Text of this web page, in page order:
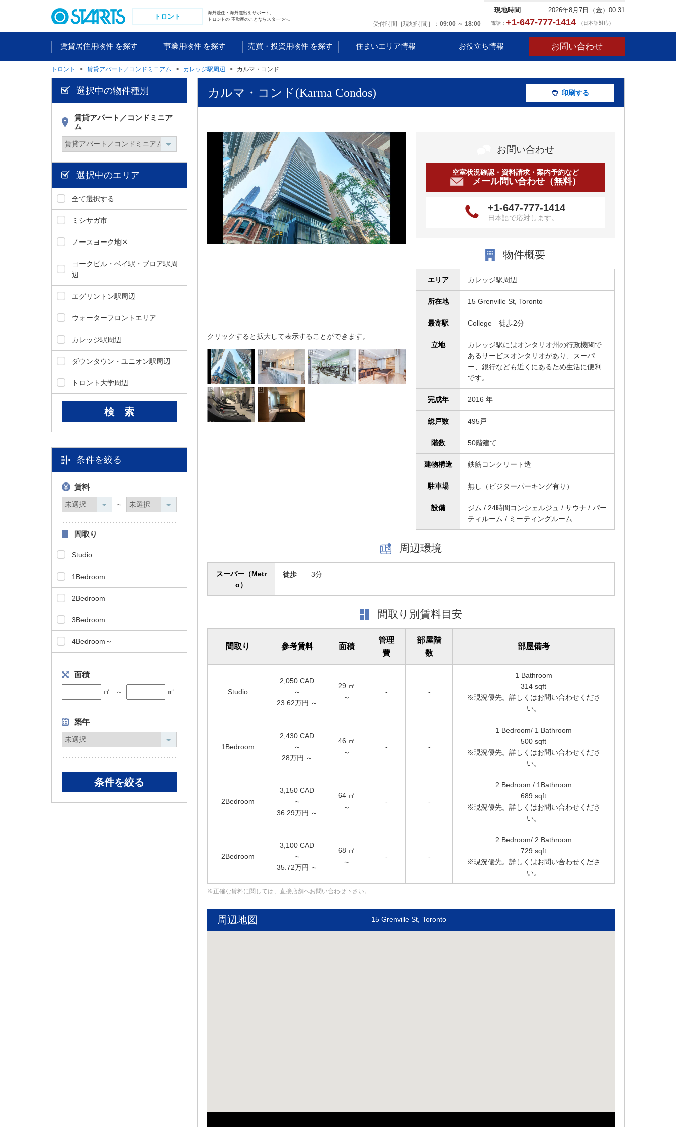
移
トロント
海外赴任・海外進出をサポート。
トロントの 不動産のことならスターツへ。
現地時間 2026年8月7日（金）00:31
受付時間［現地時間］ 09:00 ～ 18:00 電話： +1-647-777-1414 （日本語対応）
賃貸居住用物件 を探す 事業用物件 を探す 売買・投資用物件 を探す 住まいエリア情報 お役立ち情報 お問い合わせ
トロント 賃貸アパート／コンドミニアム カレッジ駅周辺 カルマ・コンド
選択中の物件種別
賃貸アパート／コンドミニア
ム
選択中のエリア
全て選択する
ミシサガ市
ノースヨーク地区
ヨークビル・ベイ駅・ブロア駅周
辺
エグリントン駅周辺
ウォーターフロントエリア
カレッジ駅周辺
ダウンタウン・ユニオン駅周辺
トロント大学周辺
条件を絞る
賃料
～
間取り
Studio
1Bedroom
2Bedroom
3Bedroom
4Bedroom～
面積
㎡ ～ ㎡
築年
カルマ・コンド(Karma Condos) 印刷する
クリックすると拡大して表示することができます。
お問い合わせ
空室状況確認・資料請求・案内予約など
メール問い合わせ（無料）
+1-647-777-1414
日本語で応対します。
物件概要
エリア カレッジ駅周辺
所在地 15 Grenville St, Toronto
最寄駅 College 徒歩2分
立地
カレッジ駅にはオンタリオ州の行政機関で
あるサービスオンタリオがあり、スーパ
ー、銀行なども近くにあるため生活に便利
です。
完成年 2016 年
総戸数 495戸
階数 50階建て
建物構造 鉄筋コンクリート造
駐車場 無し（ビジターパーキング有り）
設備
ジム / 24時間コンシェルジュ / サウナ / パー
ティルーム / ミーティングルーム
周辺環境
スーパー（Metr
o）
徒歩 3分
間取り別賃料目安
間取り 参考賃料 面積
管理
費
部屋階
数
部屋備考
Studio
2,050 CAD
～
23.62万円 ～
29 ㎡
～
- -
1 Bathroom
314 sqft
※現況優先。詳しくはお問い合わせくださ
い。
1Bedroom
2,430 CAD
～
28万円 ～
46 ㎡
～
- -
1 Bedroom/ 1 Bathroom
500 sqft
※現況優先。詳しくはお問い合わせくださ
い。
2Bedroom
3,150 CAD
～
36.29万円 ～
64 ㎡
～
- -
2 Bedroom / 1Bathroom
689 sqft
※現況優先。詳しくはお問い合わせくださ
い。
2Bedroom
3,100 CAD
～
35.72万円 ～
68 ㎡
～
- -
2 Bedroom/ 2 Bathroom
729 sqft
※現況優先。詳しくはお問い合わせくださ
い。
正確な賃料に関しては、直接店舗へお問い合わせ下さい。
周辺地図 15 Grenville St, Toronto